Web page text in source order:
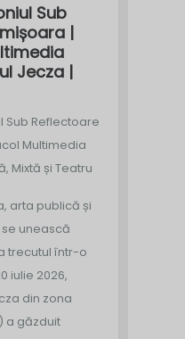
Sub
|
Jecza |
Sub Reflectoare
Multimedia
Mixtă și Teatru
arta publică și
unească
trecutul într-o
iulie 2026,
din zona
a găzduit